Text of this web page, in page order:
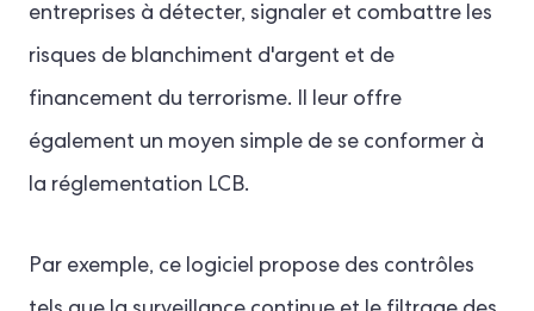
entreprises à détecter, signaler et combattre les
risques de blanchiment d'argent et de
financement du terrorisme. Il leur offre
également un moyen simple de se conformer à
la réglementation LCB.
Par exemple, ce logiciel propose des contrôles